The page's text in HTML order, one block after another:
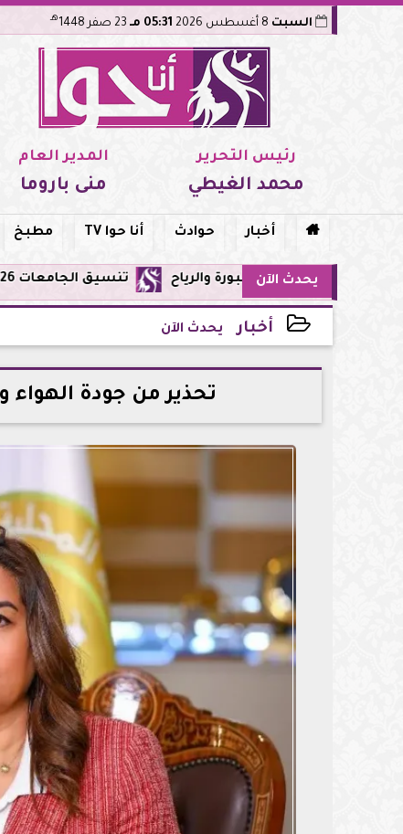
السبت 05:31 مـ هـ
رئيس التحرير
محمد الغيطي
المدير العام
منى باروما
 أخبار حوادث أنا حوا TV مطبخ
يحدث الآن تنسيق الجامعات 2026: تعديل الرغبات متاح حتى الأحد 9 أغسطس.. اعرف القواعد والمواعيد والنصائح قبل غلق التسجيل
أخبار يحدث الآن
2026-05-16 15:54:50
تحذير من جودة الهواء والأرصاد